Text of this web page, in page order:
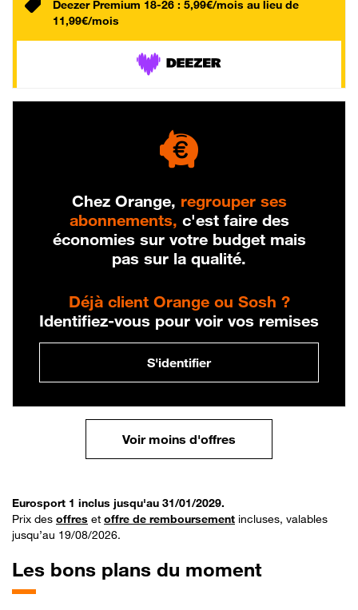
Deezer Premium 18-26 : 5,99€/mois au lieu de
11,99€/mois
Chez Orange, regrouper ses
abonnements, c'est faire des
économies sur votre budget mais
pas sur la qualité.
Déjà client Orange ou Sosh ?
Identifiez-vous pour voir vos remises
S'identifier
Voir moins d'offres
Eurosport 1 inclus jusqu'au 31/01/2029.
Prix des offres et offre de remboursement incluses, valables
jusqu’au 19/08/2026.
Les bons plans du moment